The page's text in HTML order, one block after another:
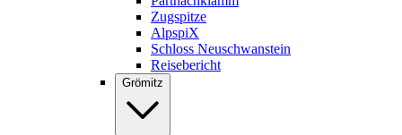
Zugspitze
AlpspiX
Schloss Neuschwanstein
Reisebericht
Grömitz